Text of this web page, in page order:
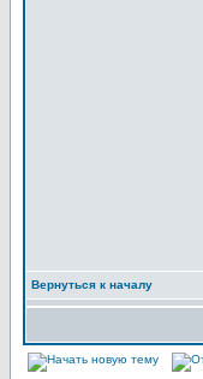
Вернуться к началу